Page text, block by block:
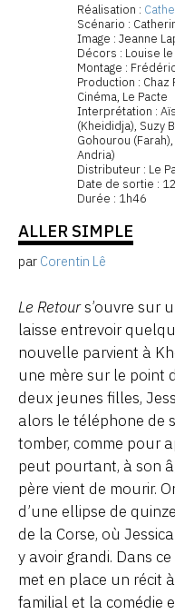
Réalisation :
Scénario :
Image : Jeanne
Décors : Louise
Montage :
Production : Chaz
Cinéma, Le Pacte
Interprétation :
(Kheididja), Suzy
Gohourou
Andria)
Distributeur : Le
Date de sortie :
Durée : 1h46
ALLER SIMPLE
par Corentin Lê
Le Retours’ouvre sur
laisse entrevoir
nouvelle parvient à
une mère sur le point
deux jeunes filles,
alors le téléphone de
tomber, comme pour
peut pourtant, à son
père vient de mourir.
d’une ellipse de
de la Corse, où
y avoir grandi. Dans
met en place un récit
familial et la comédie